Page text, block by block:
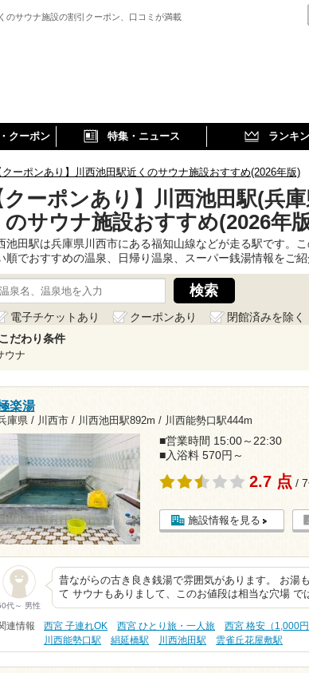
のサウナ施設の割引クーポン、口コミが満載
クーポン 特集・ニュース ランキ
クーポンあり】川西池田駅近くのサウナ施設おすすめ(2026年版)
クーポンあり】川西池田駅(兵
のサウナ施設おすすめ(2026年
池田駅は兵庫県川西市にある福知山線などが走る駅です。
順でおすすめの温泉、日帰り温泉、スーパー銭湯情報をご紹
電子チケットあり クーポンあり
閉館済みを除く
こだわり条件
ウナ
楽湯
庫県 / 川西市 / 川西池田駅892m / 川西能勢口駅444m
■営業時間 15:00～22:30
■入浴料 570円～
2.7 点 /
施設情報を見る
代～ 男性
昔ながらの古き良き銭湯で雰囲気があります。 お湯
て サウナもありまして、このお値段は相当な穴場 で
連情報 西宮 子連れOK 西宮 ひとり旅・一人旅 西宮 格安（1,000円
川西能勢口駅
絹延橋駅 川西池田駅 雲雀丘花屋敷駅